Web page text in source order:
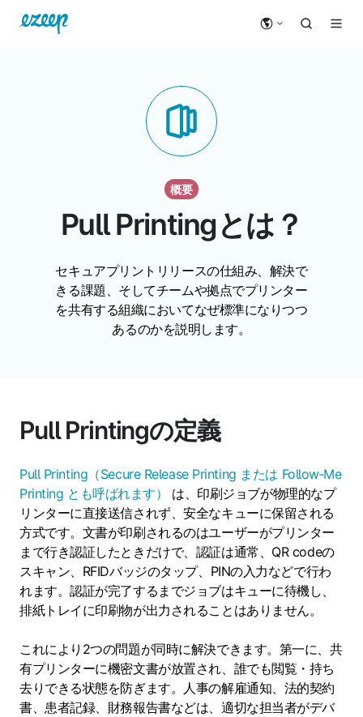
概要
Pull Printingとは？
セキュアプリントリリースの仕組み、解決で
きる課題、そしてチームや拠点でプリンター
を共有する組織においてなぜ標準になりつつ
あるのかを説明します。
Pull Printingの定義
Pull Printing（Secure Release Printing または Follow‑Me
Printing とも呼ばれます）
は、印刷ジョブが物理的なプ
リンターに直接送信されず、安全なキューに保留される
方式です。文書が印刷されるのはユーザーがプリンター
まで行き認証したときだけで、認証は通常、QR codeの
スキャン、RFIDバッジのタップ、PINの入力などで行わ
れます。認証が完了するまでジョブはキューに待機し、
排紙トレイに印刷物が出力されることはありません。
これにより2つの問題が同時に解決できます。第一に、共
有プリンターに機密文書が放置され、誰でも閲覧・持ち
去りできる状態を防ぎます。人事の解雇通知、法的契約
書、患者記録、財務報告書などは、適切な担当者がデバ